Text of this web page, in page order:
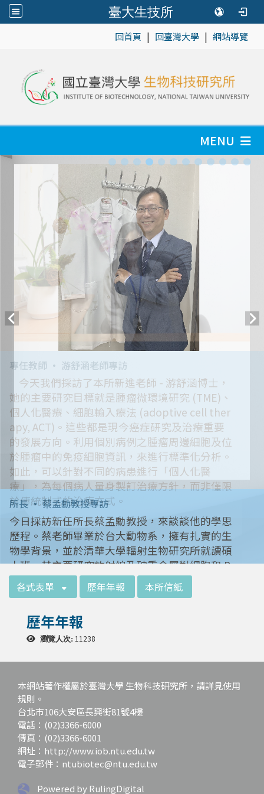
臺大生技所
回首頁 | 回臺灣大學 | 網站導覽
MENU
所長 • 蔡孟勳教授專訪
今日採訪新任所長蔡孟勳教授，來談談他的學思
歷程。蔡老師畢業於台大動物系，擁有扎實的生
物學背景，並於清華大學輻射生物研究所就讀碩
士班。其主要研究放射線及砷重金屬對細胞和 D
NA 的傷害及細胞表型的改變。就讀陽明大學博
士班時，選定研究長期暴露於低劑量輻射鋼筋下
不同影響。在美國國家衛生研究院從事博士後研
究時，開始了以微陣列技術探討致癌物質，如重
師於1996年回到台灣大學任教後，繼續以生物
晶片搭配生物資訊等為工具，開發專一性生物指
標，應用於精準農業以及偵測癌細胞轉移或復發
等在精準醫療上的應用。同時，蔡老師運用次世
代定序瞭解台灣乳癌病患中基因體中的變異以及
演化，試圖瞭解癌症復發機制。同時透過次世代
定序解出台灣帝雉全基因體資訊。這樣的訊息是
只能從基因組分析而無法從生態調查得知，在在
各式表單 歷年年報 本所信紙
瀏覽人次: 11238
歷年年報
本網站著作權屬於臺灣大學 生物科技研究所，請詳見使用
規則。
台北市106大安區長興街81號4樓
電話：(02)3366-6000
傳真：(02)3366-6001
網址：http://www.iob.ntu.edu.tw
電子郵件：ntubiotec@ntu.edu.tw
Powered by RulingDigital